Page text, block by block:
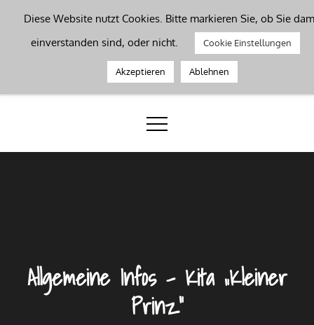
contentKinderbetreuung Dillenburg
Eine bunte Welt
Allgemeine Infos – Kita „Kleiner
Prinz“
Diese Website nutzt Cookies. Bitte markieren Sie, ob Sie
einverstanden sind, oder nicht.
Cookie Einstellungen
Akzeptieren Ablehnen